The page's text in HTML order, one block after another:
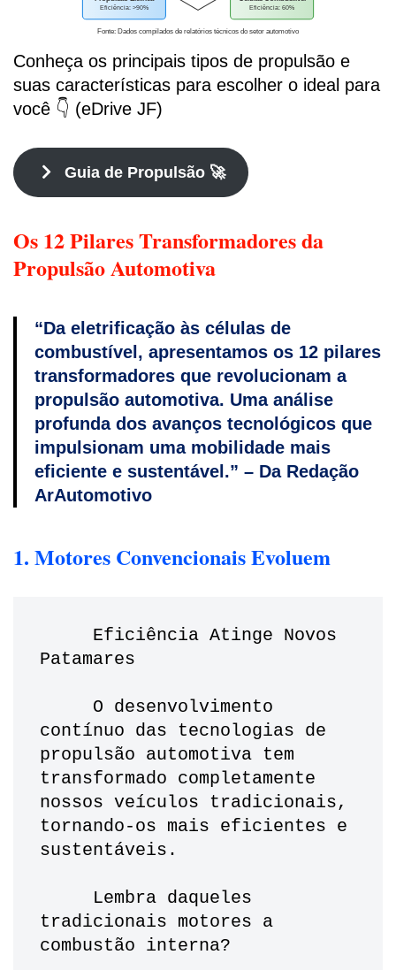
Eficiência: >90% Eficiência: 60%
Fonte: Dados compilados de relatórios técnicos do setor automotivo
Conheça os principais tipos de propulsão e
suas características para escolher o ideal para
você 👇 (eDrive JF)
Guia de Propulsão 🚀
Os 12 Pilares Transformadores da
Propulsão Automotiva
“Da eletrificação às células de
combustível, apresentamos os 12 pilares
transformadores que revolucionam a
propulsão automotiva. Uma análise
profunda dos avanços tecnológicos que
impulsionam uma mobilidade mais
eficiente e sustentável.” – Da Redação
ArAutomotivo
1. Motores Convencionais Evoluem
Patamares
contínuo das tecnologias de
propulsão automotiva tem
transformado completamente
nossos veículos tradicionais,
tornando-os mais eficientes e
sustentáveis.
tradicionais motores a
combustão interna?